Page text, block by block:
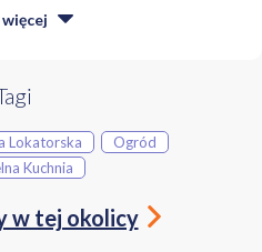
dokupienia dodatkowych
imitującą gont
lub pompy ciepła
więcej
Lokatorska
Ogród
Kuchnia
w tej okolicy